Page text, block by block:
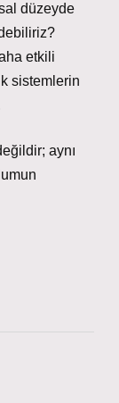
düzeyde
etkili
sistemlerin
aynı